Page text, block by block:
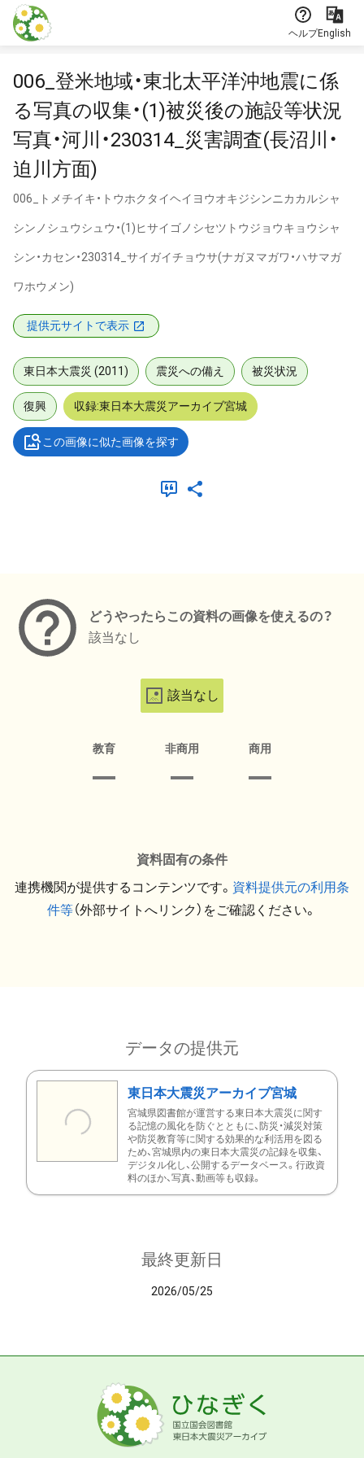
本文に飛ぶ
ヘルプEnglish
006_登米地域・東北太平洋沖地震に係
る写真の収集・(1)被災後の施設等状況
写真・河川・230314_災害調査(長沼川・
迫川方面)
006_トメチイキ・トウホクタイヘイヨウオキジシンニカカルシャ
シンノシュウシュウ・(1)ヒサイゴノシセツトウジョウキョウシャ
シン・カセン・230314_サイガイチョウサ(ナガヌマガワ・ハサマガ
ワホウメン)
提供元サイトで表示
東日本大震災 (2011) 震災への備え 被災状況
復興 収録:東日本大震災アーカイブ宮城
この画像に似た画像を探す
どうやったらこの資料の画像を使えるの？
該当なし
該当なし
教育 非商用 商用
資料固有の条件
連携機関が提供するコンテンツです。 資料提供元の利用条
件等（外部サイトへリンク）をご確認ください。
データの提供元
東日本大震災アーカイブ宮城
宮城県図書館が運営する東日本大震災に関す
る記憶の風化を防ぐとともに、防災・減災対策
や防災教育等に関する効果的な利活用を図る
ため、宮城県内の東日本大震災の記録を収集、
デジタル化し、公開するデータベース。行政資
料のほか、写真、動画等も収録。
最終更新日
2026/05/25